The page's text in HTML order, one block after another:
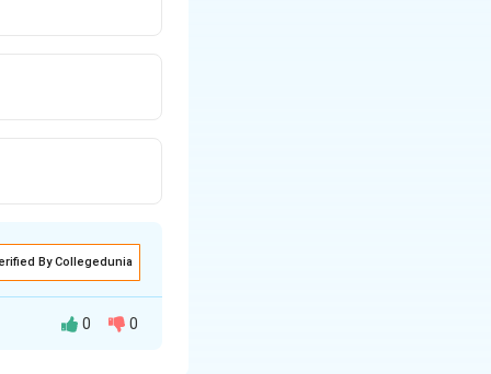
By Collegedunia
0 0